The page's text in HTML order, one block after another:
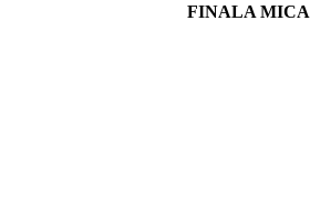
FINALA MICA